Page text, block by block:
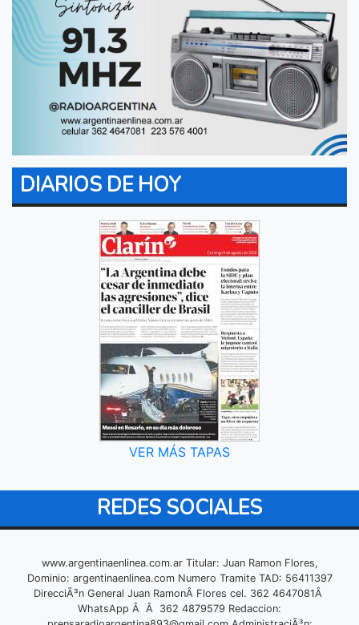
DIARIOS DE HOY
VER MÁS TAPAS
REDES SOCIALES
www.argentinaenlinea.com.ar Titular: Juan Ramon Flores,
Dominio: argentinaenlinea.com Numero Tramite TAD: 56411397
DirecciÃ³n General Juan RamonÂ Flores cel. 362 4647081Â
WhatsApp Â Â 362 4879579 Redaccion: